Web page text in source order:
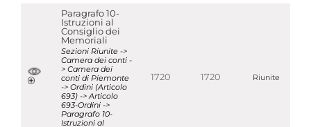
Paragrafo 10-
Istruzioni al
Consiglio dei
Memoriali
Sezioni Riunite ->
Camera dei conti -
> Camera dei
conti di Piemonte
-> Ordini (Articolo
693) -> Articolo
693-Ordini ->
Paragrafo 10-
Istruzioni al
1720 1720 Riunite